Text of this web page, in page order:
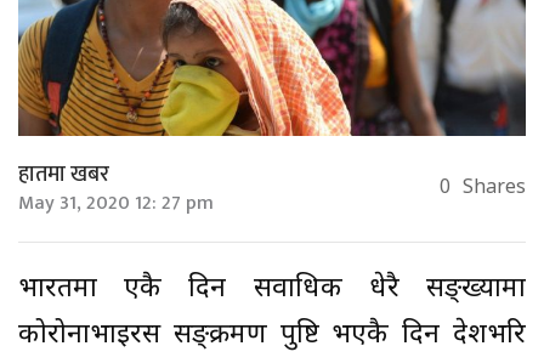
हातमा खबर
May 31, 2020 12: 27 pm 0 Shares
भारतमा एकै दिन सर्वाधिक धेरै सङ्ख्यामा
कोरोनाभाइरस सङ्क्रमण पुष्टि भएकै दिन देशभरि